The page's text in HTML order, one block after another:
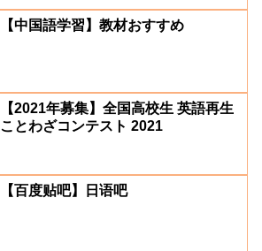
【中国語学習】教材おすすめ
【2021年募集】全国高校生 英語再生
ことわざコンテスト 2021
【百度贴吧】日语吧